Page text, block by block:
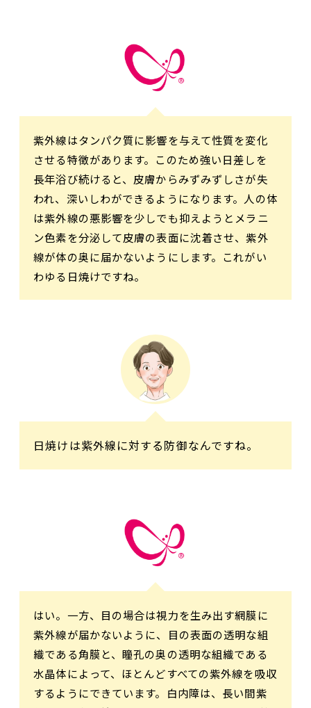
紫外線はタンパク質に影響を与えて性質を変化
させる特徴があります。このため強い日差しを
長年浴び続けると、皮膚からみずみずしさが失
われ、深いしわができるようになります。人の体
は紫外線の悪影響を少しでも抑えようとメラニ
ン色素を分泌して皮膚の表面に沈着させ、紫外
線が体の奥に届かないようにします。これがい
わゆる日焼けですね。
日焼けは紫外線に対する防御なんですね。
はい。一方、目の場合は視力を生み出す網膜に
紫外線が届かないように、目の表面の透明な組
織である角膜と、瞳孔の奥の透明な組織である
水晶体によって、ほとんどすべての紫外線を吸収
するようにできています。白内障は、長い間紫